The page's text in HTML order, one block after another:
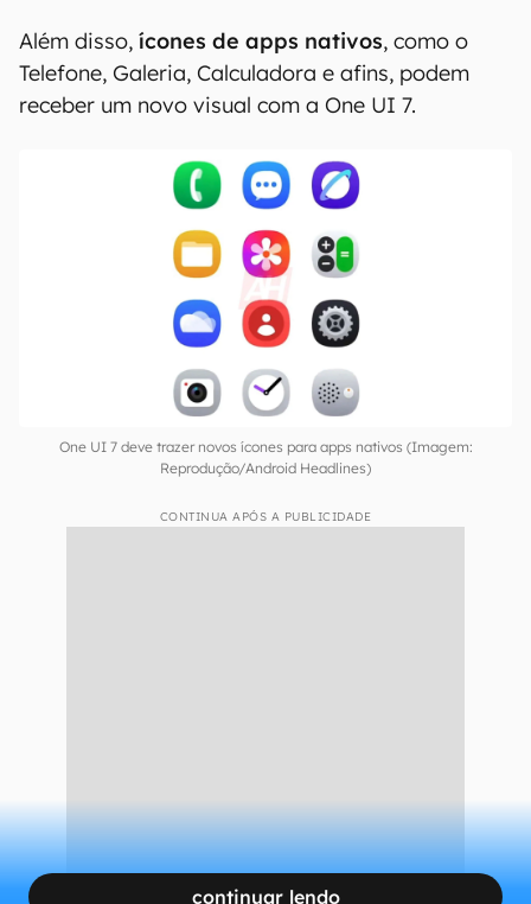
Além disso, ícones de apps nativos, como o
Telefone, Galeria, Calculadora e afins, podem
receber um novo visual com a One UI 7.
One UI 7 deve trazer novos ícones para apps nativos (Imagem:
Reprodução/Android Headlines)
CONTINUA APÓS A PUBLICIDADE
continuar lendo